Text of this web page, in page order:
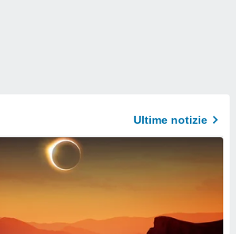
Ultime notizie